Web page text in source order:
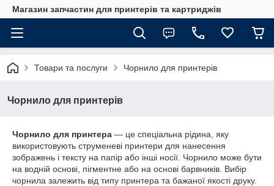
Магазин запчастин для принтерів та картриджів
Товари та послуги Чорнило для принтерів
Чорнило для принтерів
Чорнило для принтера — це спеціальна рідина, яку
використовують струменеві принтери для нанесення
зображень і тексту на папір або інші носії. Чорнило може бути
на водній основі, пігментне або на основі барвників. Вибір
чорнила залежить від типу принтера та бажаної якості друку.